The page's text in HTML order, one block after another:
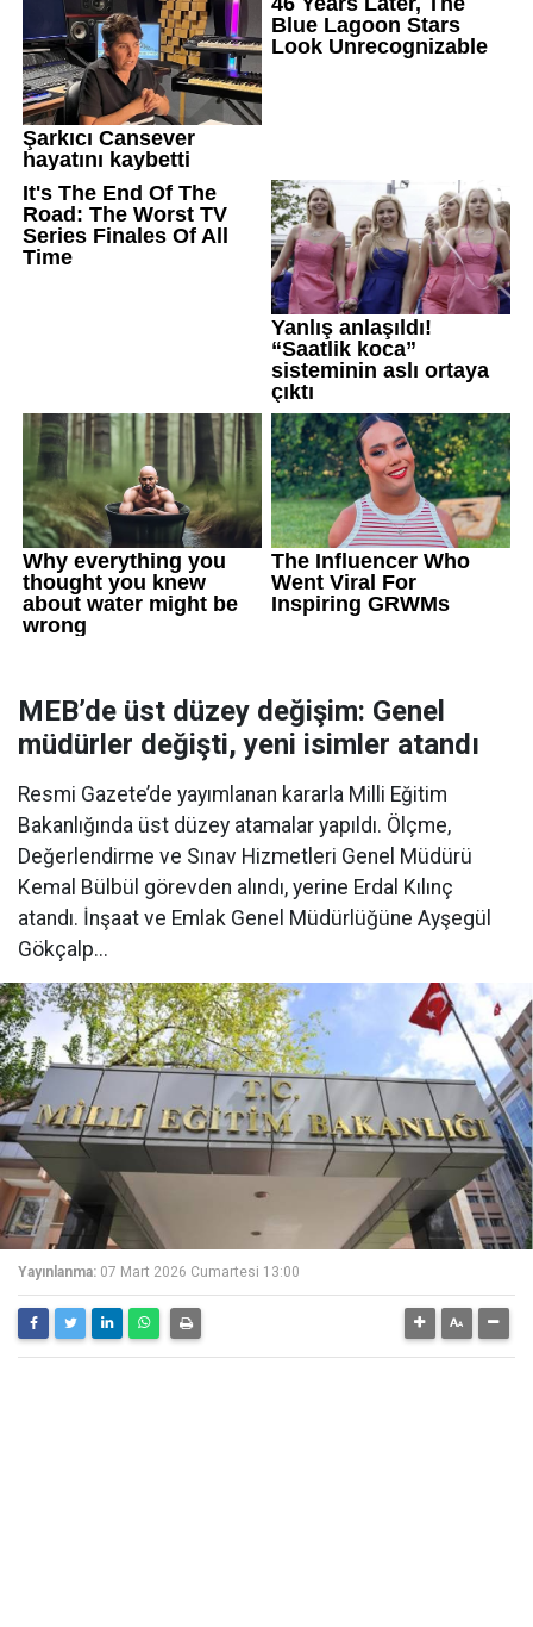
MEB’de üst düzey değişim: Genel
müdürler değişti, yeni isimler atandı
Resmi Gazete’de yayımlanan kararla Milli Eğitim
Bakanlığında üst düzey atamalar yapıldı. Ölçme,
Değerlendirme ve Sınav Hizmetleri Genel Müdürü
Kemal Bülbül görevden alındı, yerine Erdal Kılınç
atandı. İnşaat ve Emlak Genel Müdürlüğüne Ayşegül
Gökçalp...
Yayınlanma: 07 Mart 2026 Cumartesi 13:00